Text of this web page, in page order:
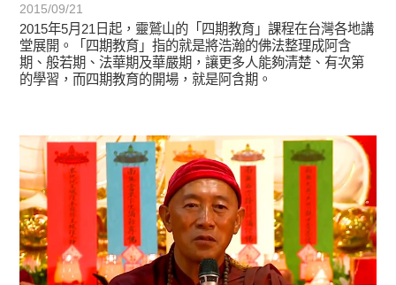
2015/09/21
2015年5月21日起，靈鷲山的「四期教育」課程在台灣各地講
堂展開。「四期教育」指的就是將浩瀚的佛法整理成阿含
期、般若期、法華期及華嚴期，讓更多人能夠清楚、有次第
的學習，而四期教育的開場，就是阿含期。
宗師教育觀